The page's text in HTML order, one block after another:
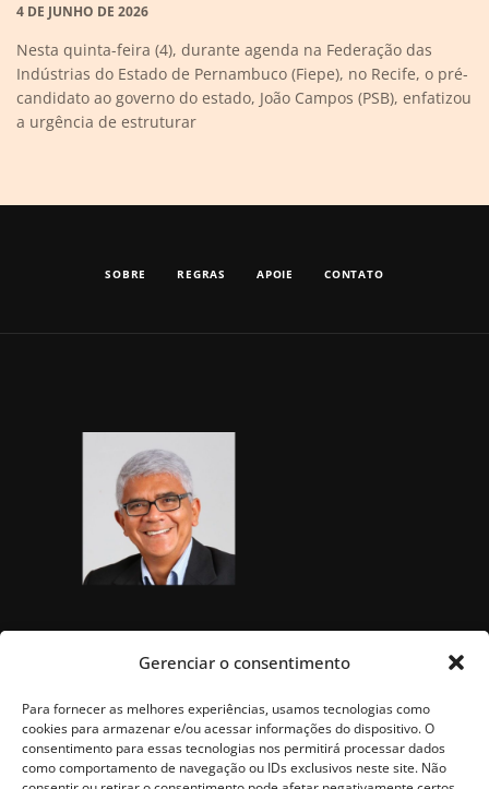
Gerenciar o consentimento
Para fornecer as melhores experiências, usamos tecnologias como
cookies para armazenar e/ou acessar informações do dispositivo. O
consentimento para essas tecnologias nos permitirá processar dados
como comportamento de navegação ou IDs exclusivos neste site. Não
4 DE JUNHO DE 2026
Nesta quinta-feira (4), durante agenda na Federação das
Indústrias do Estado de Pernambuco (Fiepe), no Recife, o pré-
candidato ao governo do estado, João Campos (PSB), enfatizou
a urgência de estruturar
SOBRE REGRAS APOIE CONTATO